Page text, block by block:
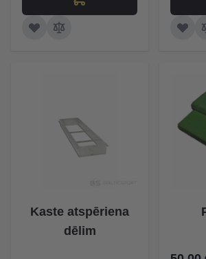
Kaste atspēriena
dēlim